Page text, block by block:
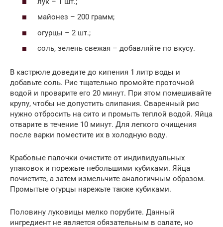
майонез – 200 грамм;
огурцы – 2 шт.;
соль, зелень свежая – добавляйте по вкусу.
В кастрюле доведите до кипения 1 литр воды и
добавьте соль. Рис тщательно промойте проточной
водой и проварите его 20 минут. При этом помешивайте
крупу, чтобы не допустить слипания. Сваренный рис
нужно отбросить на сито и промыть теплой водой. Яйца
отварите в течение 10 минут. Для легкого очищения
после варки поместите их в холодную воду.
Крабовые палочки очистите от индивидуальных
упаковок и порежьте небольшими кубиками. Яйца
почистите, а затем измельчите аналогичным образом.
Промытые огурцы нарежьте также кубиками.
Половину луковицы мелко порубите. Данный
ингредиент не является обязательным в салате, но